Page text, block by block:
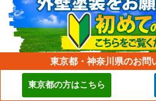
東京都・神奈川県のお問
東京都の方はこちら